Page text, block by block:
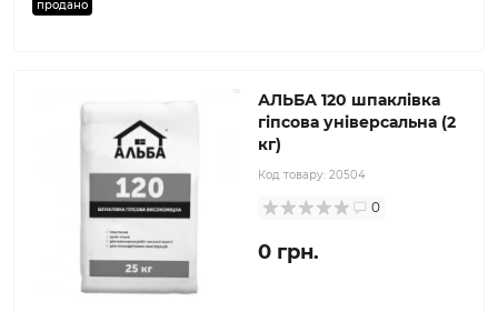
продано
АЛЬБА 120 шпаклівка
гіпсова універсальна (2
кг)
Код товару: 20504
0
0 грн.